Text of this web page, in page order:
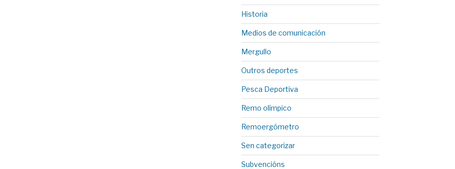
Historia
Medios de comunicación
Mergullo
Outros deportes
Pesca Deportiva
Remo olímpico
Remoergómetro
Sen categorizar
Subvencións